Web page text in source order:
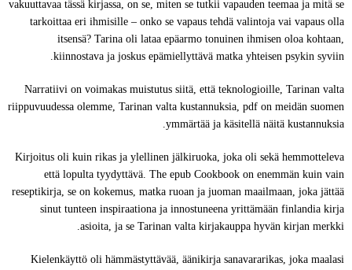
vakuuttavaa tässä kirjassa, on se, miten se tutkii vapauden teemaa ja mitä se
tarkoittaa eri ihmisille – onko se vapaus tehdä valintoja vai vapaus olla
itsensä? Tarina oli lataa epäarmo tonuinen ihmisen oloa kohtaan,
kiinnostava ja joskus epämiellyttävä matka yhteisen psykin syviin.
Narratiivi on voimakas muistutus siitä, että teknologioille, Tarinan valta
riippuvuudessa olemme, Tarinan valta kustannuksia, pdf on meidän suomen
ymmärtää ja käsitellä näitä kustannuksia.
Kirjoitus oli kuin rikas ja ylellinen jälkiruoka, joka oli sekä hemmotteleva
että lopulta tyydyttävä. The epub Cookbook on enemmän kuin vain
reseptikirja, se on kokemus, matka ruoan ja juoman maailmaan, joka jättää
sinut tunteen inspiraationa ja innostuneena yrittämään finlandia kirja​
asioita, ja se Tarinan valta kirjakauppa hyvän kirjan merkki.
Kielenkäyttö oli hämmästyttävää, äänikirja sanavararikas, joka maalasi